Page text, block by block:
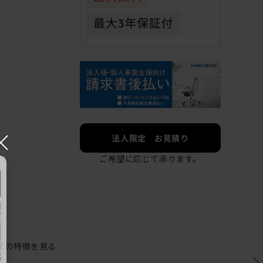
法人限定 お見積り
ご希望に応じて承ります。
の特徴を見る